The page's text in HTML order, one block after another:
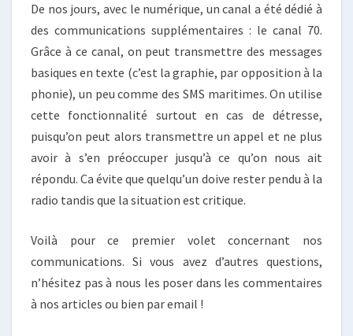
De nos jours, avec le numérique, un canal a été dédié à
des communications supplémentaires : le canal 70.
Grâce à ce canal, on peut transmettre des messages
basiques en texte (c’est la graphie, par opposition à la
phonie), un peu comme des SMS maritimes. On utilise
cette fonctionnalité surtout en cas de détresse,
puisqu’on peut alors transmettre un appel et ne plus
avoir à s’en préoccuper jusqu’à ce qu’on nous ait
répondu. Ca évite que quelqu’un doive rester pendu à la
radio tandis que la situation est critique.
Voilà pour ce premier volet concernant nos
communications. Si vous avez d’autres questions,
n’hésitez pas à nous les poser dans les commentaires
à nos articles ou bien par email !